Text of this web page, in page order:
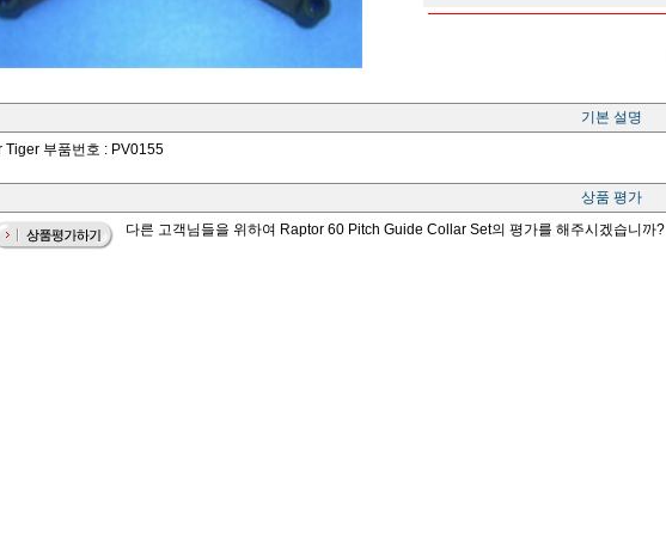
기본 설명
Tiger 부품번호 : PV0155
상품 평가
다른 고객님들을 위하여 Raptor 60 Pitch Guide Collar Set의 평가를 해주시겠습니까?